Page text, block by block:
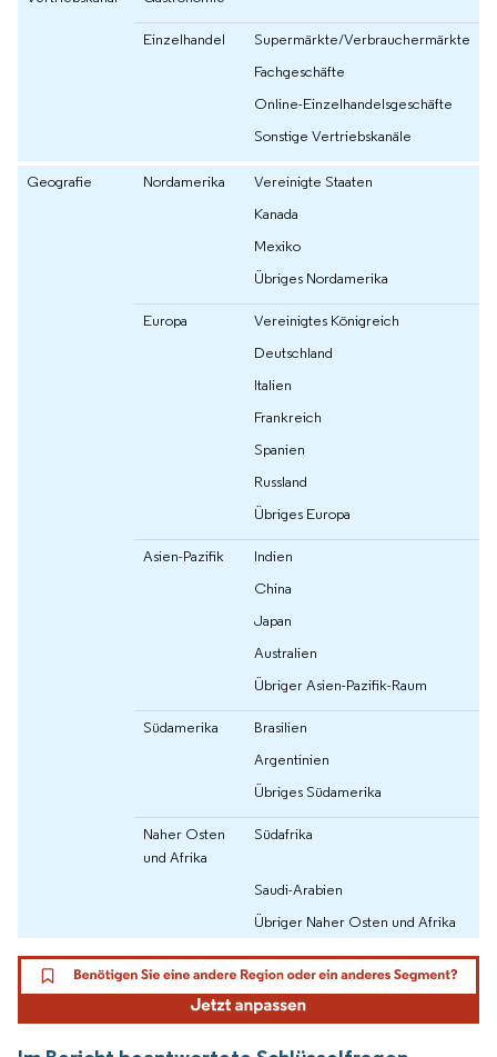
Einzelhandel
Supermärkte/Verbrauchermärkte
Fachgeschäfte
Online-Einzelhandelsgeschäfte
Sonstige Vertriebskanäle
Geografie Nordamerika
Vereinigte Staaten
Kanada
Mexiko
Übriges Nordamerika
Europa
Vereinigtes Königreich
Deutschland
Italien
Frankreich
Spanien
Russland
Übriges Europa
Asien-Pazifik
Indien
China
Japan
Australien
Übriger Asien-Pazifik-Raum
Südamerika
Brasilien
Argentinien
Übriges Südamerika
Naher Osten
und Afrika
Südafrika
Saudi-Arabien
Übriger Naher Osten und Afrika